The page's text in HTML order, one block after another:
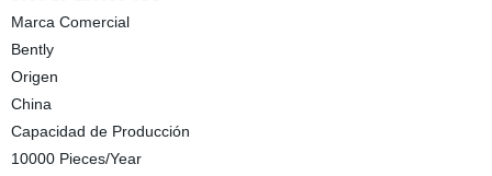
Marca Comercial
Bently
Origen
China
Capacidad de Producción
10000 Pieces/Year